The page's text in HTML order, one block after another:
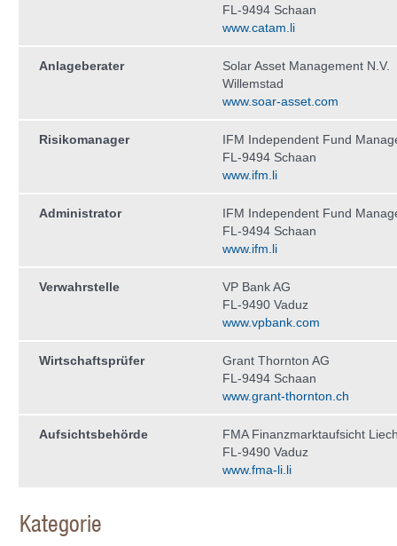
FL-9494 Schaan
www.catam.li
Anlageberater
Solar Asset Management N.V.
Willemstad
www.soar-asset.com
Risikomanager
IFM Independent Fund
FL-9494 Schaan
www.ifm.li
Administrator
IFM Independent Fund
FL-9494 Schaan
www.ifm.li
Verwahrstelle
VP Bank AG
FL-9490 Vaduz
www.vpbank.com
Wirtschaftsprüfer
Grant Thornton AG
FL-9494 Schaan
www.grant-thornton.ch
Aufsichtsbehörde
FMA Finanzmarktaufsicht
FL-9490 Vaduz
www.fma-li.li
Kategorie